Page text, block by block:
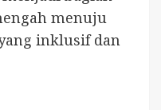
menuju
inklusif dan